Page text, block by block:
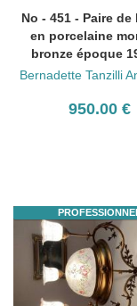
No - 451 - Paire de
en porcelaine
bronze époque
Bernadette Tanzilli
950.00 €